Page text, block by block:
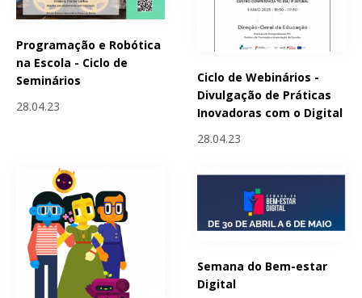
Programação e Robótica
na Escola - Ciclo de
Seminários
28.04.23
Ciclo de Webinários -
Divulgação de Práticas
Inovadoras com o Digital
28.04.23
Semana do Bem-estar
Digital